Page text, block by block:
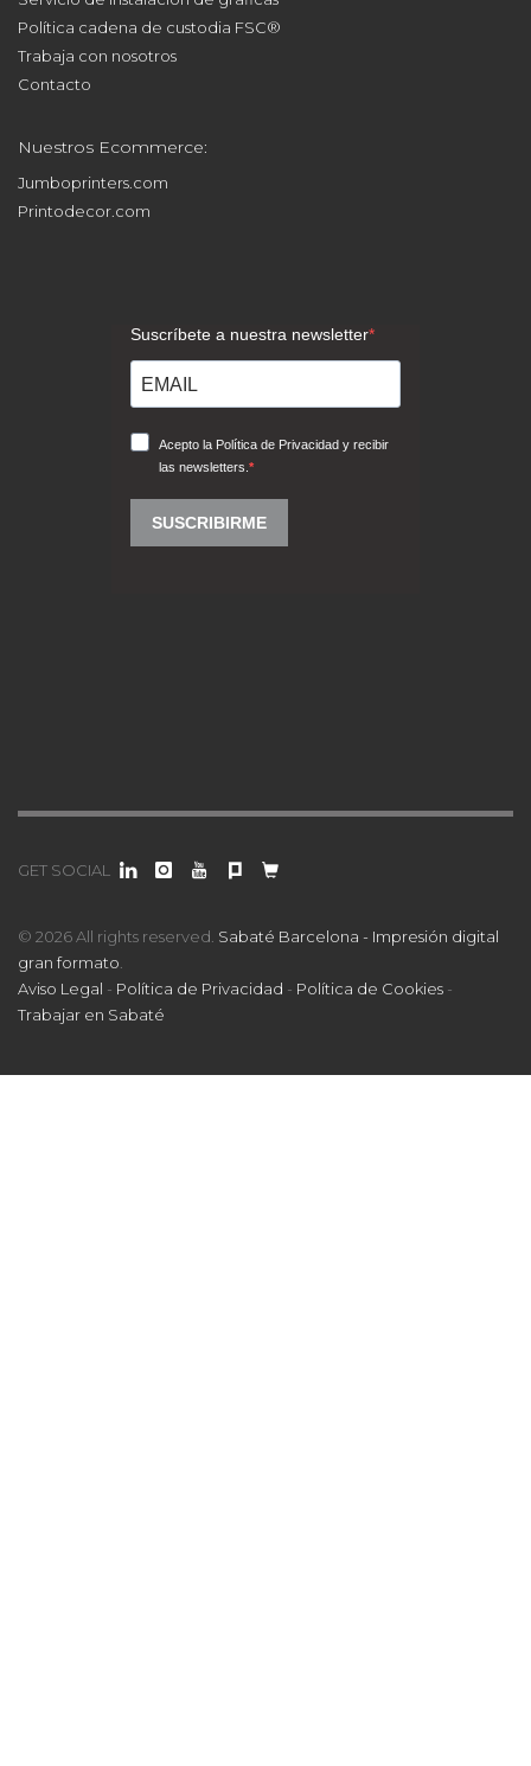
Política cadena de custodia FSC®
Trabaja con nosotros
Contacto
Nuestros Ecommerce:
Jumboprinters.com
Printodecor.com
GET SOCIAL
© 2026 All rights reserved. Sabaté Barcelona - Impresión digital
gran formato
Aviso Legal - Política de Privacidad - Política de Cookies -
Trabajar en Sabaté